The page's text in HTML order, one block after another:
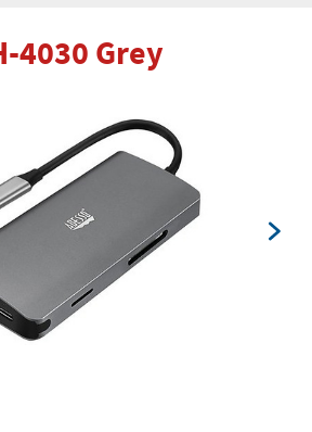
4030 Grey